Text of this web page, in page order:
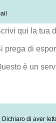
Dichiaro di aver